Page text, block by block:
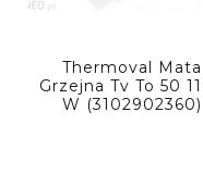
Thermoval Mata
Grzejna Tv To 50
W (3102902360)